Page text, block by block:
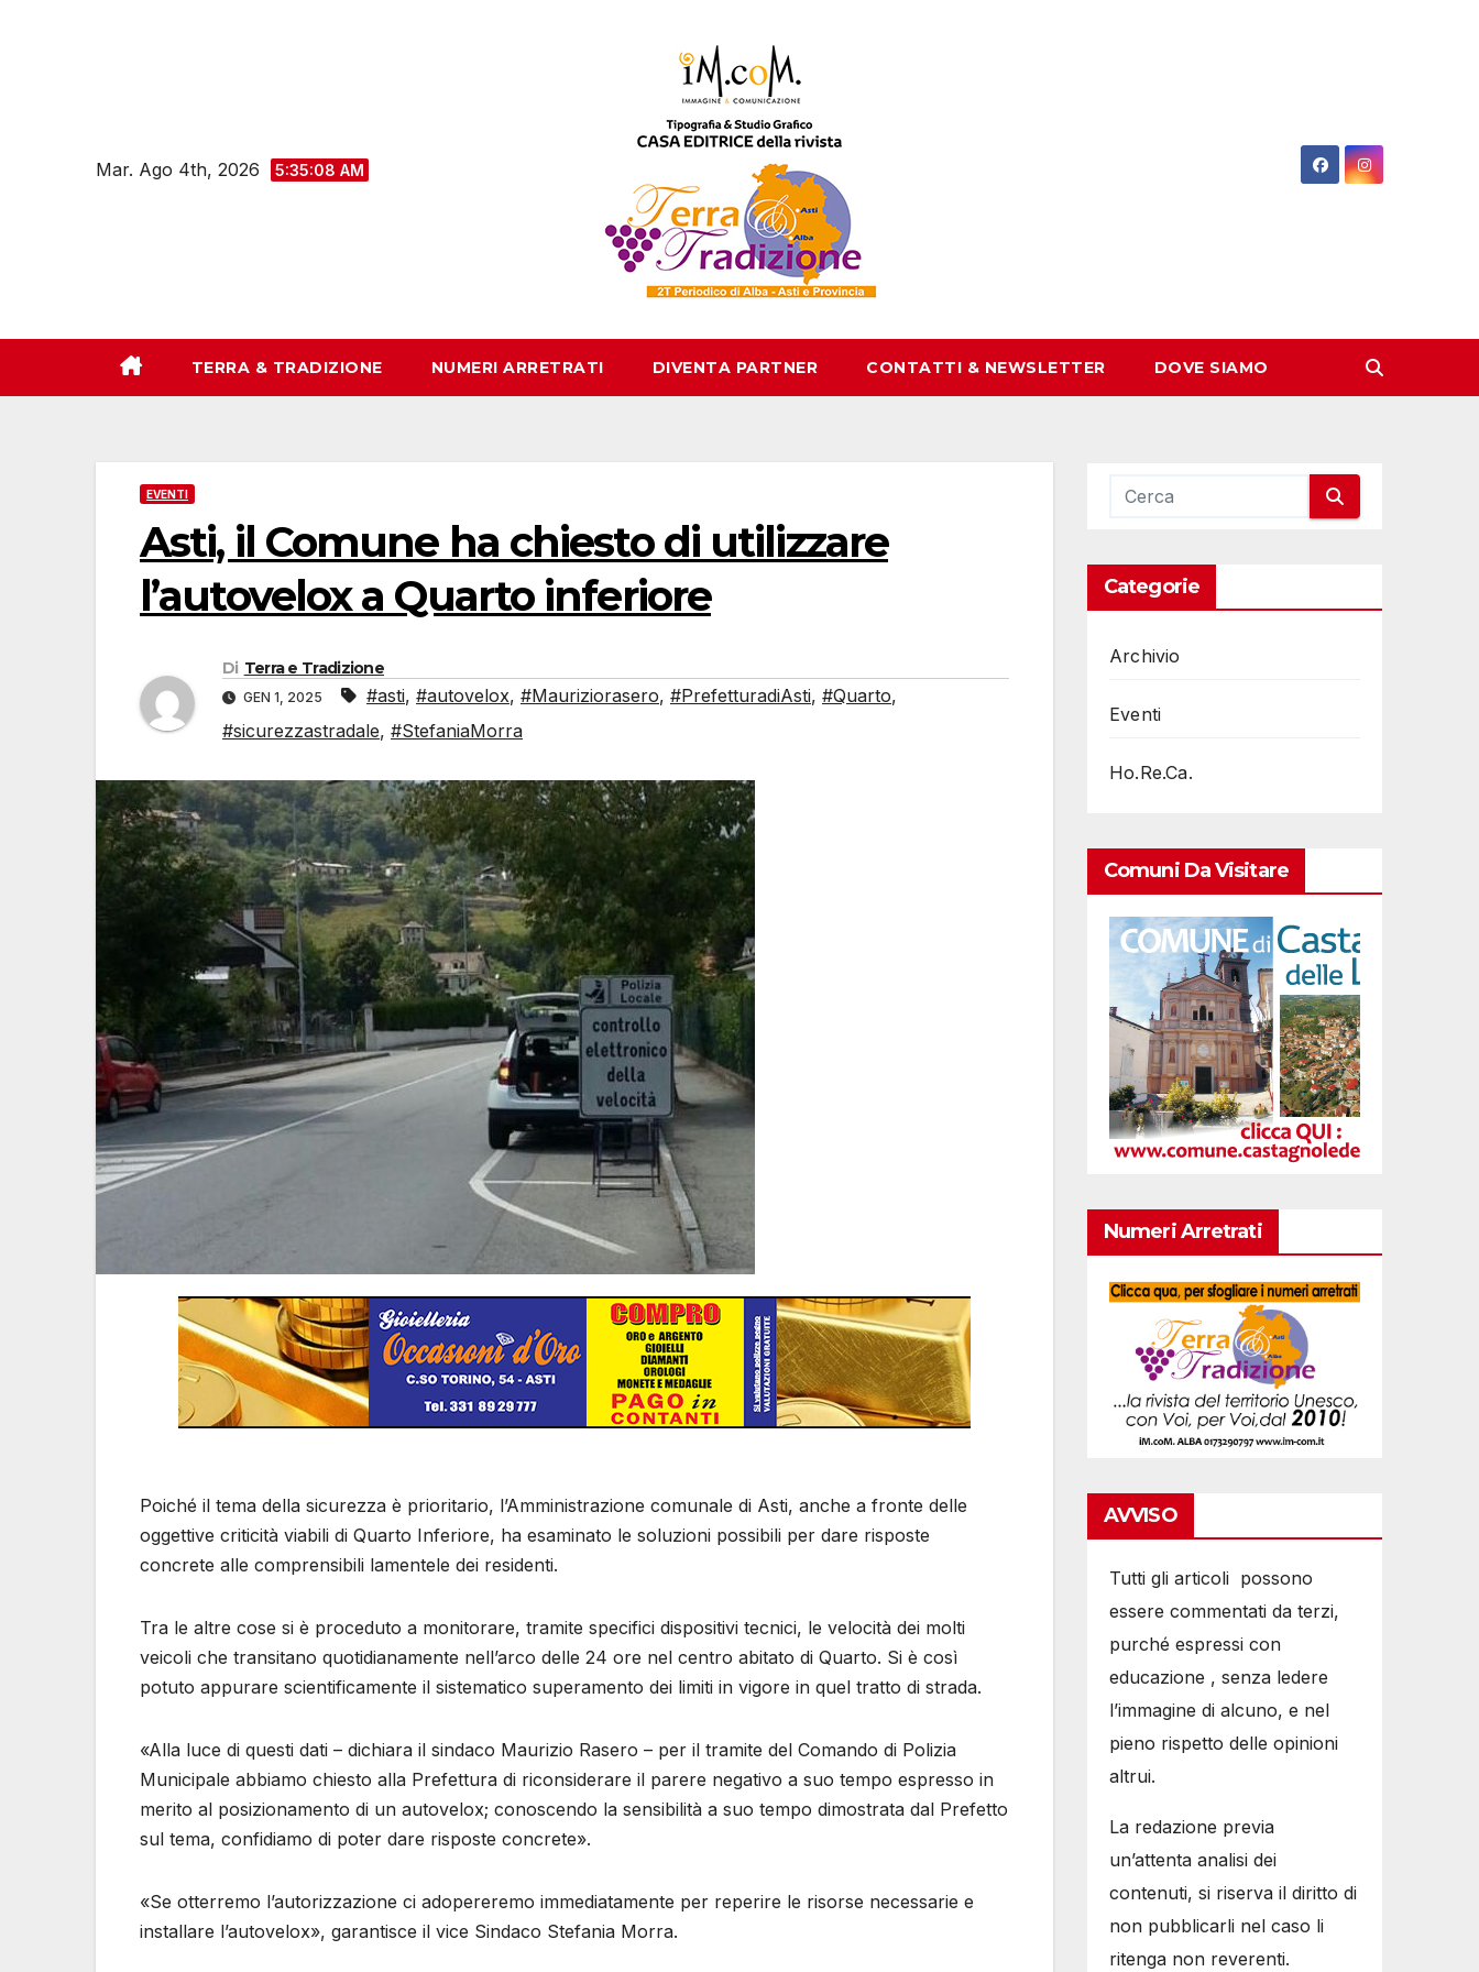
Mar. Ago 4th, 2026 5:35:09 AM
TERRA & TRADIZIONE NUMERI ARRETRATI DIVENTA PARTNER CONTATTI & NEWSLETTER DOVE SIAMO
EVENTI
Asti, il Comune ha chiesto di utilizzare
l’autovelox a Quarto inferiore
Di Terra e Tradizione
GEN 1, 2025 #asti, #autovelox, #Mauriziorasero, #PrefetturadiAsti, #Quarto,
#sicurezzastradale, #StefaniaMorra
Poiché il tema della sicurezza è prioritario, l’Amministrazione comunale di Asti, anche a fronte delle
oggettive criticità viabili di Quarto Inferiore, ha esaminato le soluzioni possibili per dare risposte
concrete alle comprensibili lamentele dei residenti.
Tra le altre cose si è proceduto a monitorare, tramite specifici dispositivi tecnici, le velocità dei molti
veicoli che transitano quotidianamente nell’arco delle 24 ore nel centro abitato di Quarto. Si è così
potuto appurare scientificamente il sistematico superamento dei limiti in vigore in quel tratto di strada.
«Alla luce di questi dati – dichiara il sindaco Maurizio Rasero – per il tramite del Comando di Polizia
Municipale abbiamo chiesto alla Prefettura di riconsiderare il parere negativo a suo tempo espresso in
merito al posizionamento di un autovelox; conoscendo la sensibilità a suo tempo dimostrata dal Prefetto
sul tema, confidiamo di poter dare risposte concrete».
«Se otterremo l’autorizzazione ci adopereremo immediatamente per reperire le risorse necessarie e
installare l’autovelox», garantisce il vice Sindaco Stefania Morra.
Categorie
Archivio
Eventi
Ho.Re.Ca.
Comuni Da Visitare
Numeri Arretrati
AVVISO
Tutti gli articoli possono
essere commentati da terzi,
purché espressi con
educazione , senza ledere
l’immagine di alcuno, e nel
pieno rispetto delle opinioni
altrui.
La redazione previa
un’attenta analisi dei
contenuti, si riserva il diritto di
non pubblicarli nel caso li
ritenga non reverenti.